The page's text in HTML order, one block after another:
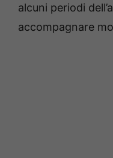
alcuni periodi
accompagnare